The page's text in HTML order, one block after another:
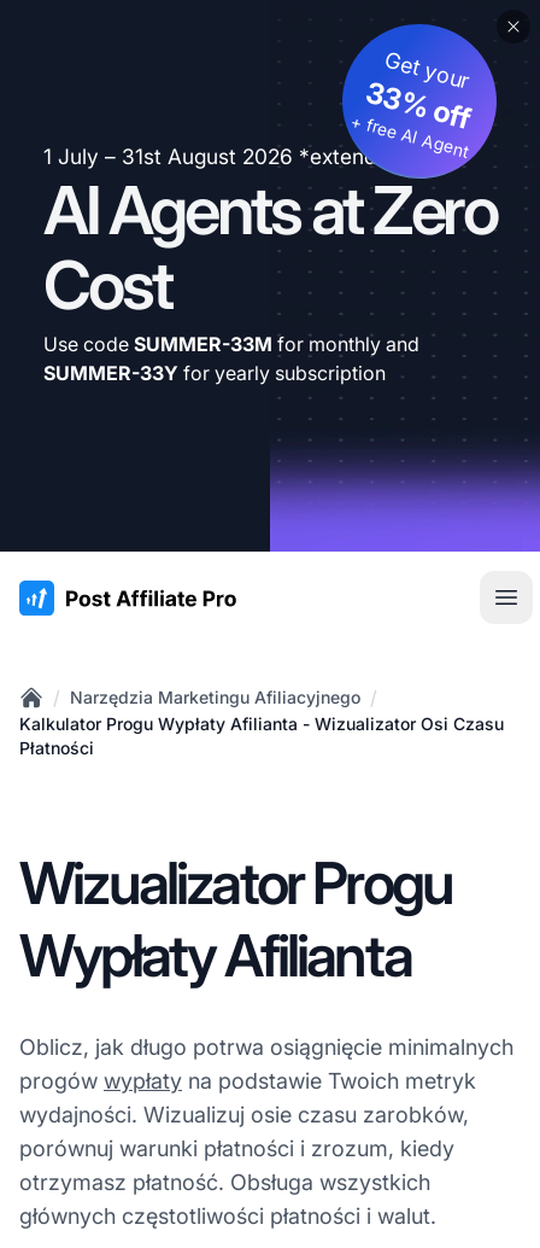
1 July – 31st August 2026 *extended
AI Agents at Zero
Cost
Get your
33% off
+ free AI Agent
Use code SUMMER-33M for monthly and
SUMMER-33Y for yearly subscription
:site.title
Home
/ Narzędzia Marketingu Afiliacyjnego /
Kalkulator Progu Wypłaty Afilianta - Wizualizator Osi Czasu
Płatności
Wizualizator Progu
Wypłaty Afilianta
Oblicz, jak długo potrwa osiągnięcie minimalnych
progów wypłaty na podstawie Twoich metryk
wydajności. Wizualizuj osie czasu zarobków,
porównuj warunki płatności i zrozum, kiedy
otrzymasz płatność. Obsługa wszystkich
głównych częstotliwości płatności i walut.